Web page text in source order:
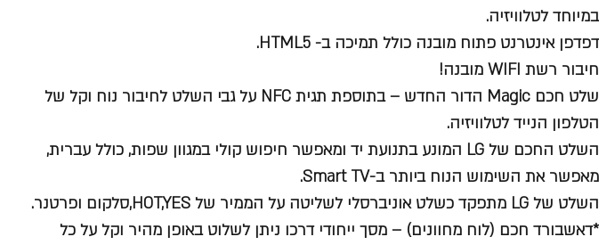
במיוחד לטלוויזיה.
דפדפן אינטרנט פתוח מובנה כולל תמיכה ב- HTML5.
חיבור רשת WIFI מובנה!
שלט חכם Magic הדור החדש – בתוספת תגית NFC על גבי השלט לחיבור נוח וקל של
הטלפון הנייד לטלוויזיה.
השלט החכם של LG המונע בתנועת יד ומאפשר חיפוש קולי במגוון שפות, כולל עברית,
מאפשר את השימוש הנוח ביותר ב-Smart TV.
השלט של LG מתפקד כשלט אוניברסלי לשליטה על הממיר של HOT,YES,סלקום ופרטנר.
*דאשבורד חכם (לוח מחוונים) – מסך ייחודי דרכו ניתן לשלוט באופן מהיר וקל על כל